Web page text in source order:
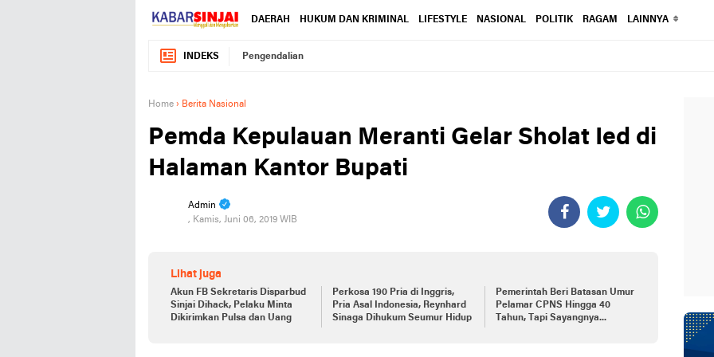
DAERAH HUKUM DAN KRIMINAL LIFESTYLE NASIONAL POLITIK RAGAM LAINNYA
INDEKS Pengendalian
Home › Berita Nasional
Pemda Kepulauan Meranti Gelar Sholat Ied di
Halaman Kantor Bupati
Admin
, Kamis, Juni 06, 2019 WIB
Lihat juga
Akun FB Sekretaris Disparbud
Sinjai Dihack, Pelaku Minta
Dikirimkan Pulsa dan Uang
Perkosa 190 Pria di Inggris,
Pria Asal Indonesia, Reynhard
Sinaga Dihukum Seumur Hidup
Pemerintah Beri Batasan Umur
Pelamar CPNS Hingga 40
Tahun, Tapi Sayangnya...